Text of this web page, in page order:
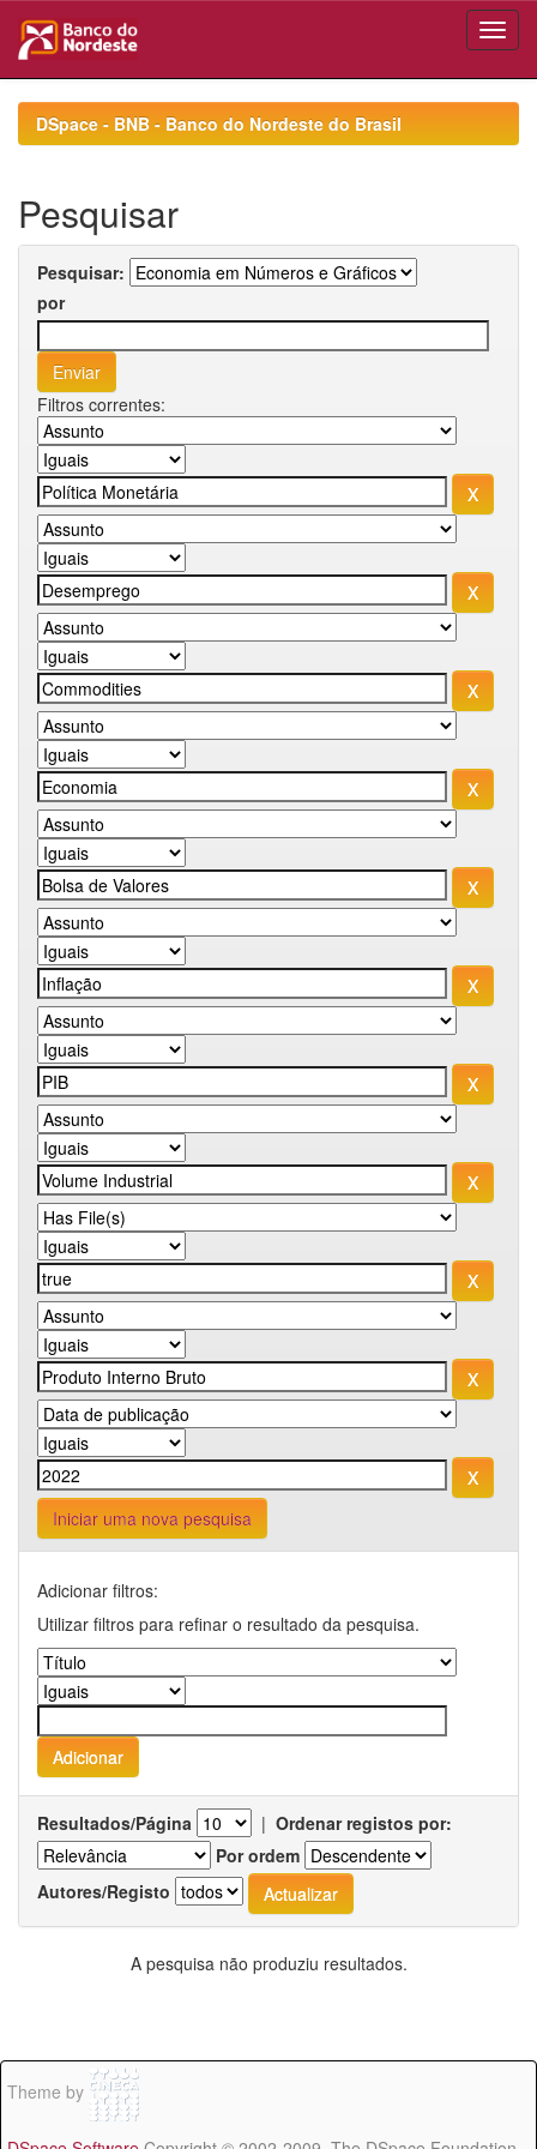
navigationDSpace - BNB - Banco do Nordeste do Brasil
Pesquisar
Pesquisar:
por
Filtros correntes:
Iniciar uma nova pesquisa
Adicionar filtros:
Utilizar filtros para refinar o resultado da pesquisa.
Resultados/Página | Ordenar registos por:
Por ordem
Autores/Registo
A pesquisa não produziu resultados.
Theme by